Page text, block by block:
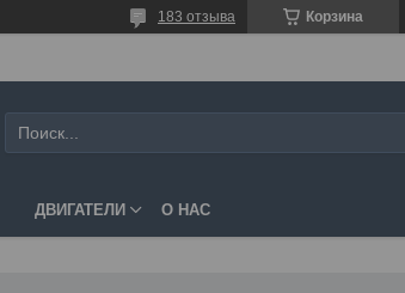
Корзина
183 отзыва
ДВИГАТЕЛИ О НАС